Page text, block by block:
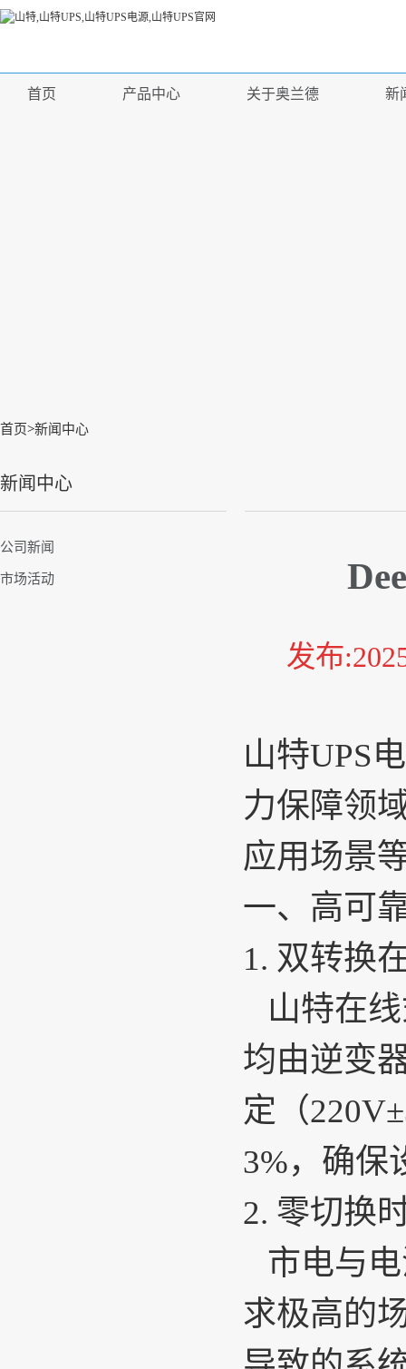
首页 产品中心 关于奥兰德 新
首页>新闻中心
新闻中心
公司新闻
市场活动
发布
山特UPS
力保障领
应用场景
一、高可
1. 双转换
山特在
均由逆变
定（
3%，确保
2. 零切换
市电与
求极高的